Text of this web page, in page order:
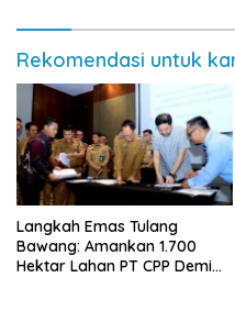
Rekomendasi untuk
Langkah Emas Tulang
Bawang: Amankan 1.700
Hektar Lahan PT CPP Demi